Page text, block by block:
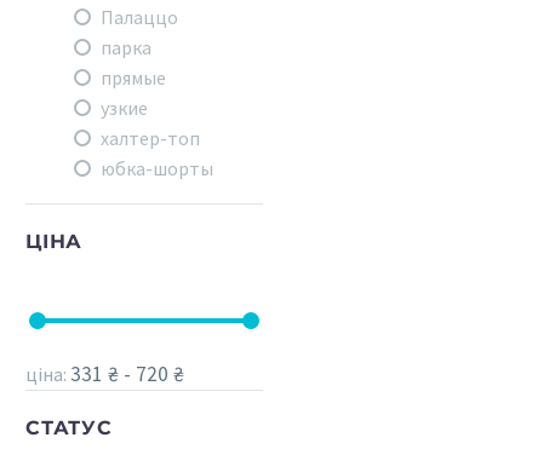
Палаццо
парка
прямые
узкие
халтер-топ
юбка-шорты
ЦІНА
ціна: 331 ₴ - 720 ₴
СТАТУС